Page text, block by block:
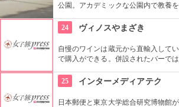
公園。アカデミックな公園内で教養
24
ヴィノスやまざき
自慢のワインは蔵元から直輸入して
で購入ができる。併設されたバーで
25
インターメディアテク
日本郵便と東京大学総合研究博物館